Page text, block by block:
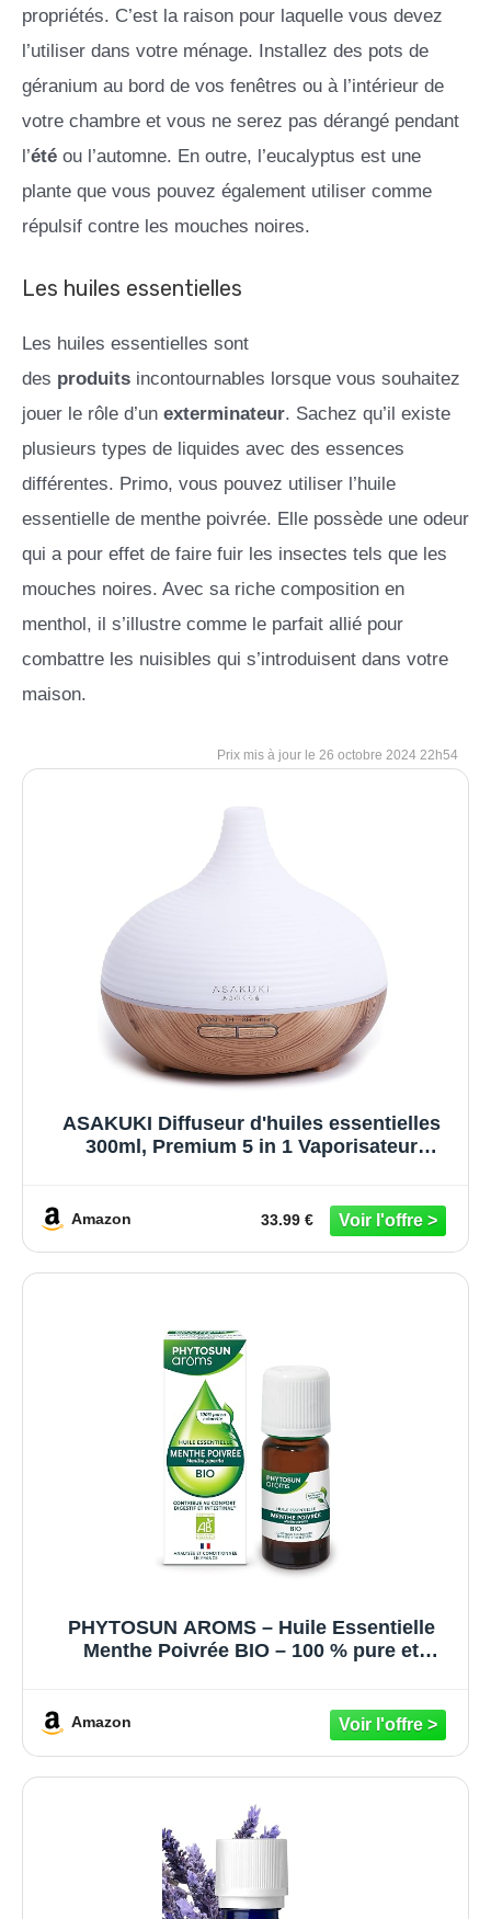
propriétés. C’est la raison pour laquelle vous devez
l’utiliser dans votre ménage. Installez des pots de
géranium au bord de vos fenêtres ou à l’intérieur de
votre chambre et vous ne serez pas dérangé pendant
l’été ou l’automne. En outre, l’eucalyptus est une
plante que vous pouvez également utiliser comme
répulsif contre les mouches noires.
Les huiles essentielles
Les huiles essentielles sont
des produits incontournables lorsque vous souhaitez
jouer le rôle d’un exterminateur. Sachez qu’il existe
plusieurs types de liquides avec des essences
différentes. Primo, vous pouvez utiliser l’huile
essentielle de menthe poivrée. Elle possède une odeur
qui a pour effet de faire fuir les insectes tels que les
mouches noires. Avec sa riche composition en
menthol, il s’illustre comme le parfait allié pour
combattre les nuisibles qui s’introduisent dans votre
maison.
26 octobre 2024 22h54
ASAKUKI Diffuseur d'huiles essentielles
300ml, Premium 5 in 1 Vaporisateur
Couleurs de lumière LED pour, Maison-
Amazon 33.99 €
PHYTOSUN AROMS – Huile Essentielle
Menthe Poivrée BIO – 100 % pure et
Amazon